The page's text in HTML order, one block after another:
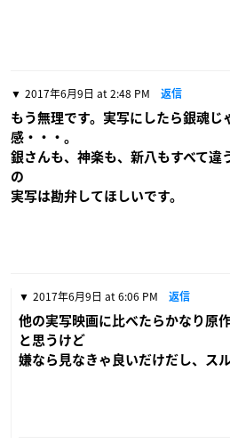
2017年6月9日 at 2:48 PM 返信
もう無理です。実写にしたら銀魂じ
感・・・。
銀さんも、神楽も、新八もすべて違
の
実写は勘弁してほしいです。
2017年6月9日 at 6:06 PM 返信
他の実写映画に比べたらかなり原
と思うけど
嫌なら見なきゃ良いだけだし、ス